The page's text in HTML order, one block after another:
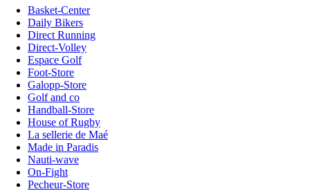
Basket-Center
Daily Bikers
Direct Running
Direct-Volley
Espace Golf
Foot-Store
Galopp-Store
Golf and co
Handball-Store
House of Rugby
La sellerie de Maé
Made in Paradis
Nauti-wave
On-Fight
Pecheur-Store